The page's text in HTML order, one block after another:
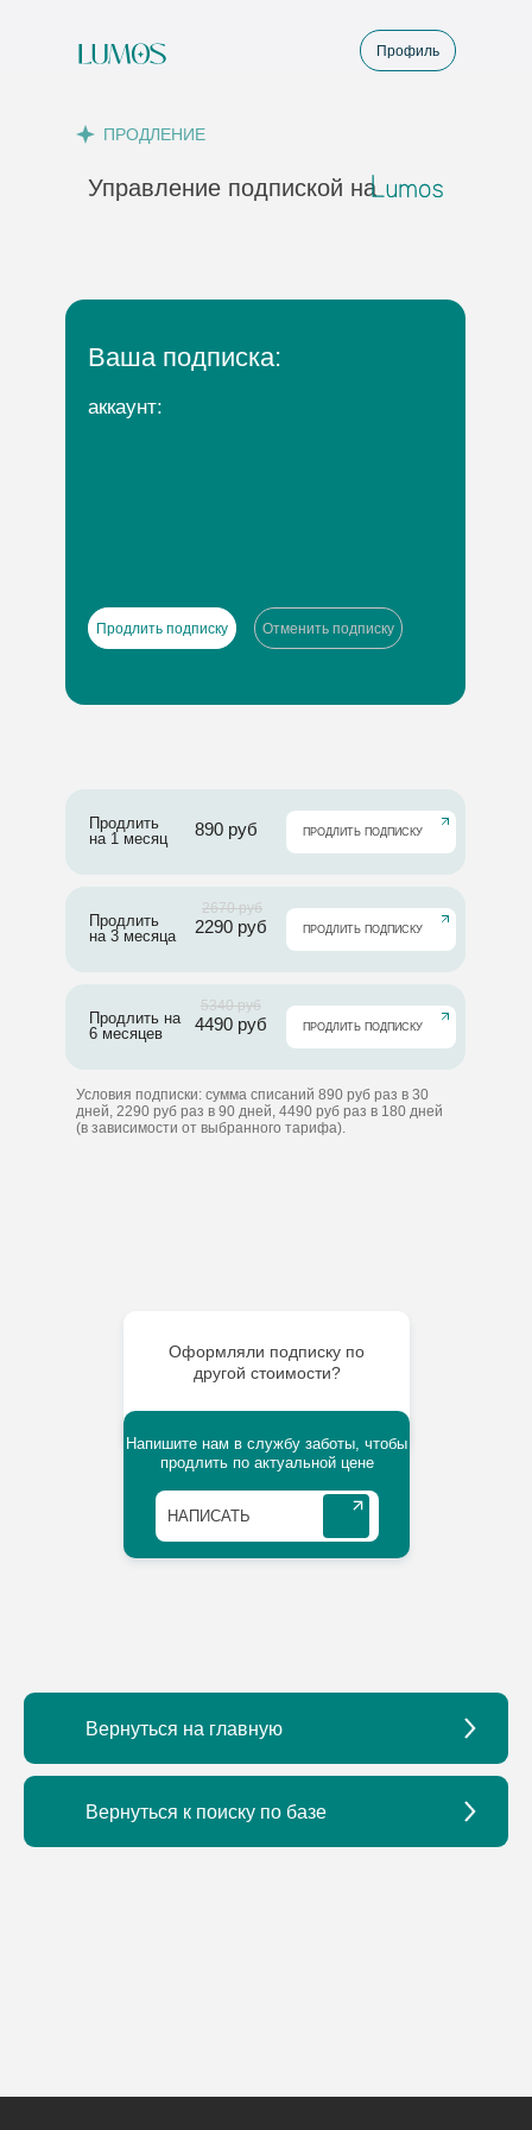
Профиль
Управление подпиской на
ПРОДЛЕНИЕ
Ваша подписка:
аккаунт:
Продлить подписку Отменить подписку
Условия подписки: сумма списаний 890 руб раз в 30
дней, 2290 руб раз в 90 дней, 4490 руб раз в 180 дней
(в зависимости от выбранного тарифа).
Продлить
на 1 месяц
890 руб ⠀⠀ПРОДЛИТЬ ПОДПИСКУ
Продлить
на 3 месяца
2290 руб
2670 руб
⠀⠀ПРОДЛИТЬ ПОДПИСКУ
Продлить на
6 месяцев
4490 руб
5340 руб
⠀⠀ПРОДЛИТЬ ПОДПИСКУ
Оформляли подписку по
другой стоимости?
Напишите нам в службу заботы, чтобы
продлить по актуальной цене
⠀НАПИСАТЬ
Вернуться на главную
Вернуться к поиску по базе